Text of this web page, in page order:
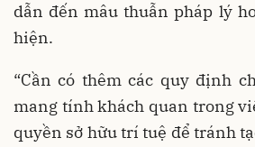
dẫn đến mâu thuẫn pháp lý
hiện.
“Cần có thêm các quy định
mang tính khách quan trong
quyền sở hữu trí tuệ để tránh